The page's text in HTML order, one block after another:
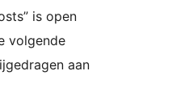
is open
volgende
aan